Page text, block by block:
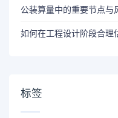
公装算量中的重要节点与
如何在工程设计阶段合理
标签